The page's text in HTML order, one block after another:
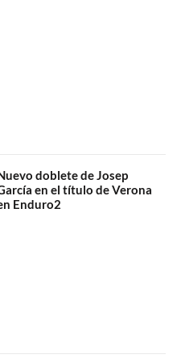
doblete de Josep
en el título de Verona
Enduro2